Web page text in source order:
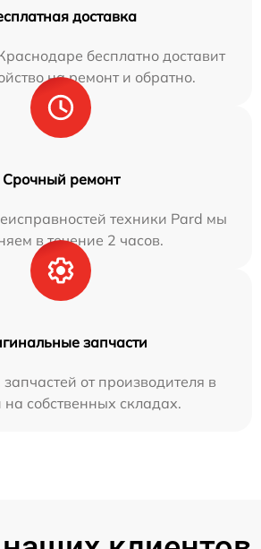
доставка
бесплатно доставит
на ремонт и обратно.
Срочный ремонт
техники Pard мы
в течение 2 часов.
запчасти
от производителя в
собственных складах.